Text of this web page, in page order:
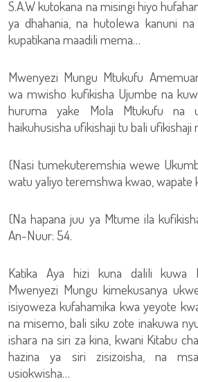
S.A.W kutokana na misingi hiyo
ya dhahania, na hutolewa kanuni
kupatikana maadili mema…
Mwenyezi Mungu Mtukufu
wa mwisho kufikisha Ujumbe na
huruma yake Mola Mtukufu na
haikuhusisha ufikishaji tu bali ufikishaji
{Nasi tumekuteremshia wewe
watu yaliyo teremshwa kwao, wapate
{Na hapana juu ya Mtume ila
An-Nuur: 54.
Katika Aya hizi kuna dalili kuwa
Mwenyezi Mungu kimekusanya
isiyoweza kufahamika kwa yeyote
na misemo, bali siku zote inakuwa
ishara na siri za kina, kwani Kitabu
hazina ya siri zisizoisha, na
usiokwisha…